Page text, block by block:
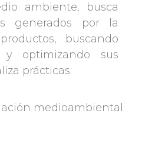
ambiente, busca
generados por la
buscando
y optimizando sus
prácticas:
medioambiental